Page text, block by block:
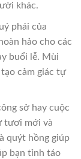
khác.
phái của
hảo cho các
buổi lễ. Mùi
cảm giác tự
sở hay cuộc
tươi mới và
quýt hồng giúp
bạn tỉnh táo